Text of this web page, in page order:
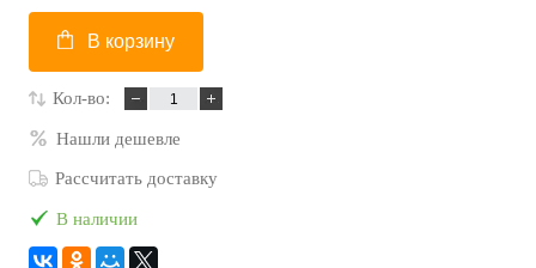
В корзину
Кол-во:
Нашли дешевле
Рассчитать доставку
В наличии